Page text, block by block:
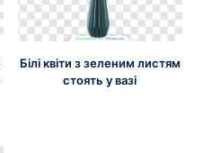
Білі квіти з зеленим листям
стоять у вазі